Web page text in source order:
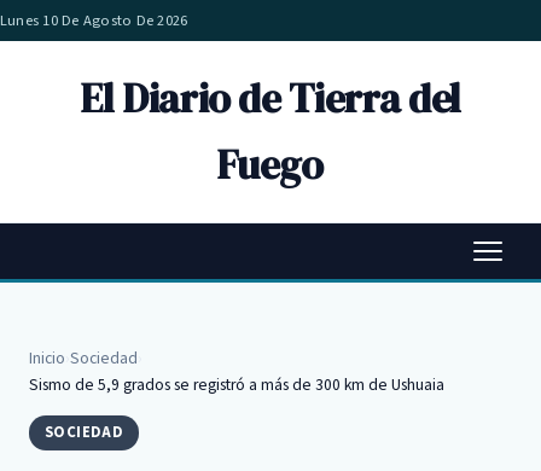
Lunes 10 De Agosto De 2026
El Diario de Tierra del
Fuego
Inicio Sociedad
Sismo de 5,9 grados se registró a más de 300 km de Ushuaia
SOCIEDAD